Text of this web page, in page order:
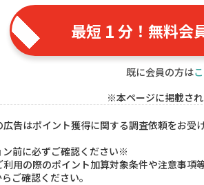
最短 1分！無料会
既に会員の方は
※本ページに掲載さ
告はポイント獲得に関する調査依頼をお受
前に必ずご確認ください※
利用の際のポイント加算対象条件や注意事項
ご確認ください。